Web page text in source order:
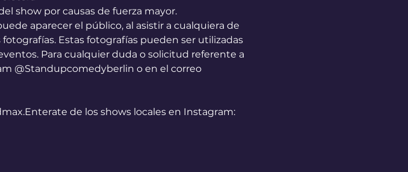
show por causas de fuerza mayor.
aparecer el público, al asistir a cualquiera de
Estas fotografías pueden ser utilizadas
Para cualquier duda o solicitud referente a
@Standupcomedyberlin o en el correo
de los shows locales en Instagram: